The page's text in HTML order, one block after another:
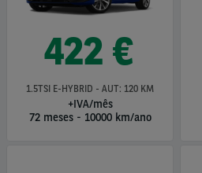
422 €
1.5TSI E-HYBRID - AUT: 120 KM
+IVA/mês
72 meses - 10000 km/ano